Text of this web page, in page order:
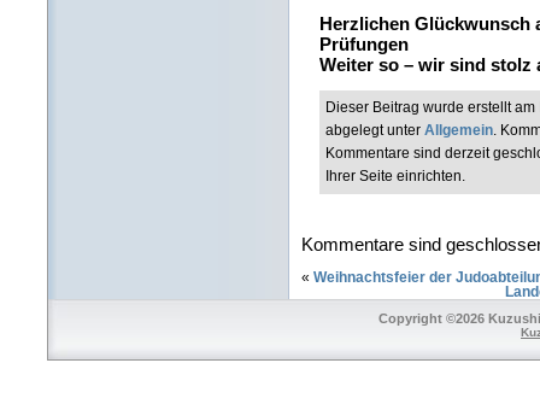
Herzlichen Glückwunsch
Prüfungen
Weiter so – wir sind stolz
Dieser Beitrag wurde erstellt
abgelegt unter Allgemein.
Kommentare sind derzeit
Ihrer Seite einrichten.
Kommentare sind
« Weihnachtsfeier der
Copyright ©2026